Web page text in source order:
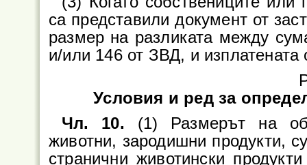
са представили документ от
размер на разликата между
и/или 146 от ЗВД, и изплатената
Условия и ред за
Чл. 10. (1) Размерът на
животни, зародишни продукти,
странични животински